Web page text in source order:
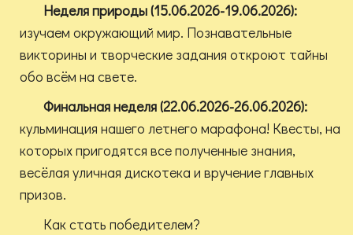
Неделя природы (15.06.2026-19.06.2026):
изучаем окружающий мир. Познавательные
викторины и творческие задания откроют тайны
обо всём на свете.
Финальная неделя (22.06.2026-26.06.2026):
кульминация нашего летнего марафона! Квесты, на
которых пригодятся все полученные знания,
весёлая уличная дискотека и вручение главных
призов.
Как стать победителем?